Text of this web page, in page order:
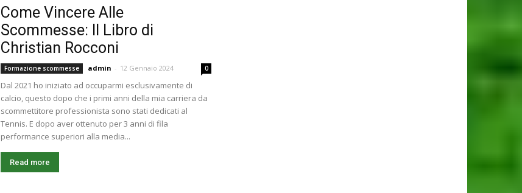
Come Vincere Alle
Scommesse: Il Libro di
Christian Rocconi
Formazione scommesse admin - 12 Gennaio 2024 0
Dal 2021 ho iniziato ad occuparmi esclusivamente di
calcio, questo dopo che i primi anni della mia carriera da
scommettitore professionista sono stati dedicati al
Tennis. E dopo aver ottenuto per 3 anni di fila
performance superiori alla media...
Read more